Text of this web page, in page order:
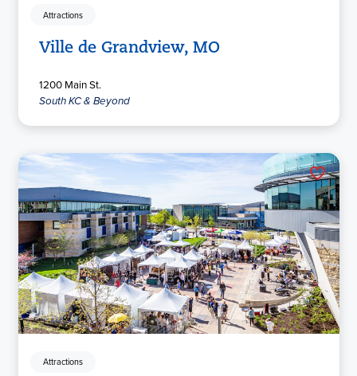
Attractions
Ville de Grandview, MO
1200 Main St.
South KC & Beyond
Attractions